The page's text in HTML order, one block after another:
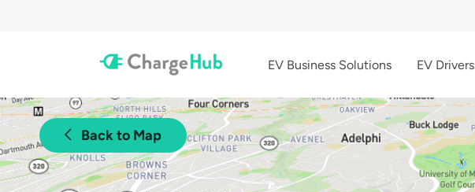
EV Business Solutions EV Drivers
Back to Map